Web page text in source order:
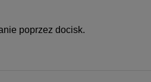
poprzez docisk.